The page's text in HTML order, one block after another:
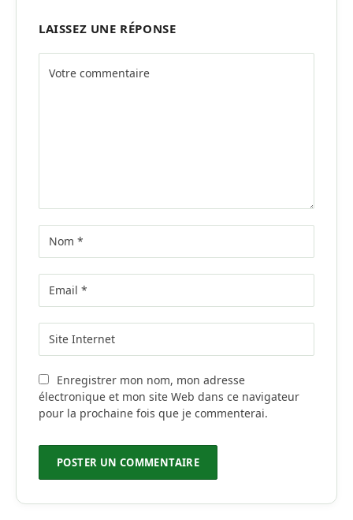
LAISSEZ UNE RÉPONSE
Enregistrer mon nom, mon adresse
électronique et mon site Web dans ce navigateur
pour la prochaine fois que je commenterai.